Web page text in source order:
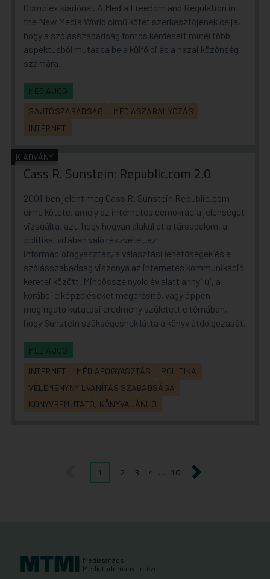
Complex kiadónál. A Media Freedom and Regulation in
the New Media World című kötet szerkesztőjének célja,
hogy a szólásszabadság fontos kérdéseit minél több
aspektusból mutassa be a külföldi és a hazai közönség
számára.
MÉDIAJOG
SAJTÓSZABADSÁG
MÉDIASZABÁLYOZÁS
INTERNET
KIADVÁNY
Cass R. Sunstein: Republic.com 2.0
2001-ben jelent meg Cass R. Sunstein Republic.com
című kötete, amely az internetes demokrácia jelenségét
vizsgálta, azt, hogy hogyan alakul át a társadalom, a
politikai vitában való részvétel, az
információfogyasztás, a választási lehetőségek és a
szólásszabadság viszonya az internetes kommunikáció
keretei között. Mindössze nyolc év alatt annyi új, a
korábbi elképzeléseket megerősítő, vagy éppen
megingató kutatási eredmény született e témában,
hogy Sunstein szükségesnek látta a könyv átdolgozását.
MÉDIAJOG
INTERNET MÉDIAFOGYASZTÁS
POLITIKA
VÉLEMÉNYNYILVÁNÍTÁS SZABADSÁGA
KÖNYVBEMUTATÓ, KÖNYVAJÁNLÓ
1 2 3 4 10 következő
Médiatanács,
Médiatudományi Intézet